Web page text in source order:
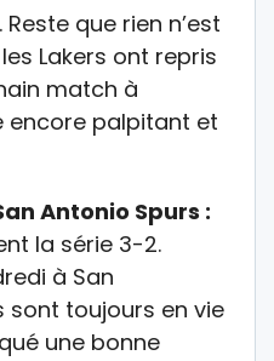
Reste que rien n’est
Lakers ont repris
match à
encore palpitant et
Antonio Spurs :
la série 3-2.
à San
sont toujours en vie
une bonne